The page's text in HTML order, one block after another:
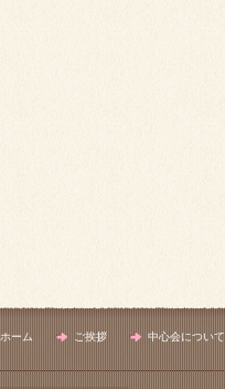
ホーム ご挨拶 中心会について